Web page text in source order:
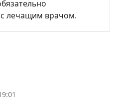
с лечащим врачом.